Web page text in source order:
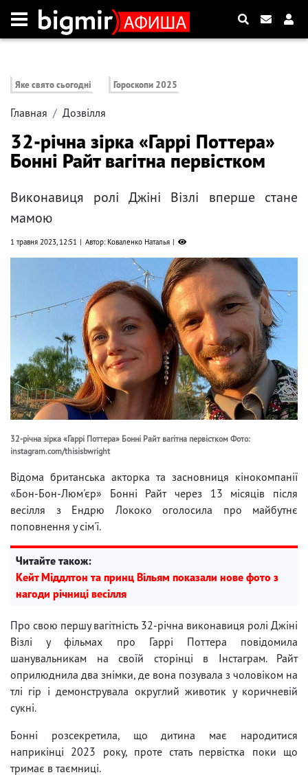
Яке свято сьогодні Гороскопи 2025
Главная Дозвілля
32-річна зірка «Гаррі Поттера»
Бонні Райт вагітна первістком
Виконавиця ролі Джіні Візлі вперше стане
мамою
1 травня 2023, 12:51 Автор: Коваленко Наталья
32-річна зірка «Гаррі Поттера» Бонні Райт вагітна первістком Фото:
instagram.com/thisisbwright
Відома британська акторка та засновниця кінокомпанії
«Бон-Бон-Люм'єр» Бонні Райт через 13 місяців після
весілля з Ендрю Лококо оголосила про майбутнє
поповнення у сім'ї.
Читайте також:
Кейт Міддлтон та принц Вільям показали нове фото з
нагоди річниці весілля
Про свою першу вагітність 32-річна виконавиця ролі Джіні
Візлі у фільмах про Гаррі Поттера повідомила
шанувальникам на своїй сторінці в Інстаграм. Райт
оприлюднила два знімки, де вона позувала з чоловіком на
тлі гір і демонструвала округлий животик у коричневій
сукні.
Бонні розсекретила, що дитина має народитися
наприкінці 2023 року, проте стать первістка поки що
тримає в таємниці.